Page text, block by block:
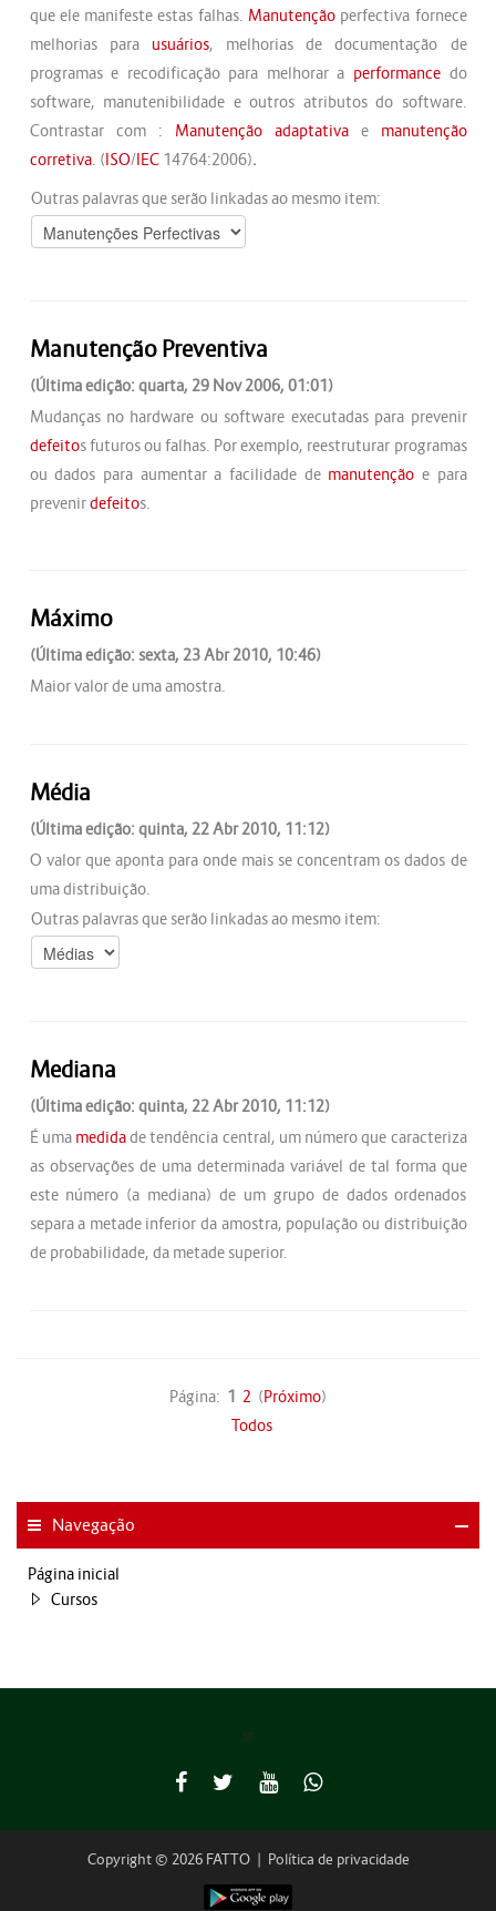
que ele manifeste estas falhas. Manutençãoperfectiva fornece
melhorias para usuários, melhorias de documentação de
programas e recodificação para melhorar a performancedo
software, manutenibilidade e outros atributos do software.
Contrastar com : Manutenção adaptativae manutenção
corretiva. (ISO/IEC14764:2006).
Outras palavras que serão linkadas ao mesmo item:
Manutenção Preventiva
(Última edição: quarta, 29 Nov 2006, 01:01)
Mudanças no hardware ou software executadas para prevenir
defeitos futuros ou falhas. Por exemplo, reestruturar programas
ou dados para aumentar a facilidade de manutenção e para
prevenirdefeitos.
Máximo
(Última edição: sexta, 23 Abr 2010, 10:46)
Maior valor de uma amostra.
Média
(Última edição: quinta, 22 Abr 2010, 11:12)
O valor que aponta para onde mais se concentram os dados de
uma distribuição.
Outras palavras que serão linkadas ao mesmo item:
Mediana
(Última edição: quinta, 22 Abr 2010, 11:12)
É uma medidade tendência central, um número que caracteriza
as observações de uma determinada variável de tal forma que
este número (a mediana) de um grupo de dados ordenados
separa a metade inferior da amostra, população ou distribuição
de probabilidade, da metade superior.
Página: 1 2 (Próximo)
Todos
Navegação
Página inicial
Cursos
Copyright © 2026 FATTO | Política de privacidade